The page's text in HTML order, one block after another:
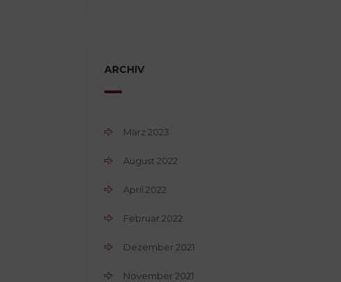
ARCHIV
März 2023
August 2022
April 2022
Februar 2022
Dezember 2021
November 2021